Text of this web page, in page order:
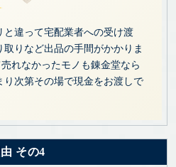
違って宅配業者への受け渡
りなど出品の手間がかかりま
れなかったモノも錬金堂なら
り次第その場で現金をお渡しで
その4